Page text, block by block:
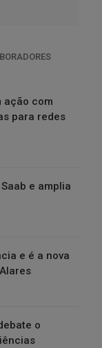
ação com
para redes
e amplia
e é a nova
o